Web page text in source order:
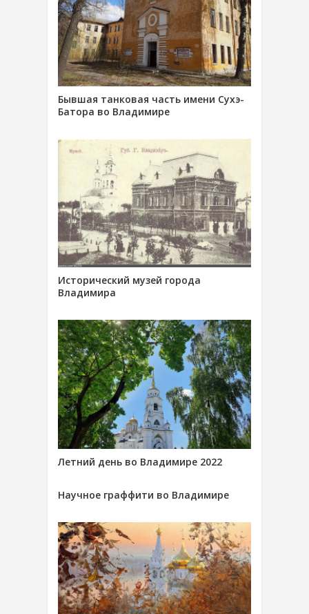
Бывшая танковая часть имени Сухэ-
Батора во Владимире
Исторический музей города
Владимира
Летний день во Владимире 2022
Научное граффити во Владимире